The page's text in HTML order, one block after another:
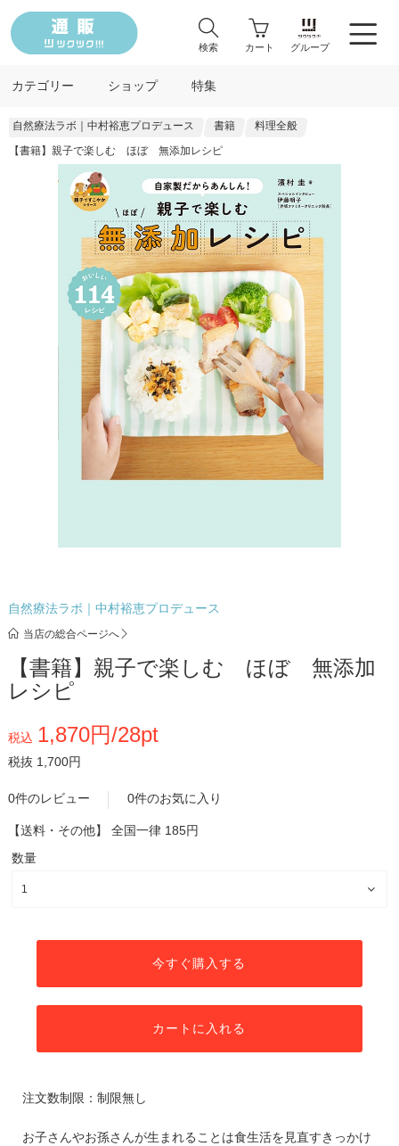
検索 カート グループ
カテゴリー ショップ 特集
自然療法ラボ｜中村裕恵プロデュース 書籍
料理全般
【書籍】親子で楽しむ ほぼ 無添加レシピ
自然療法ラボ｜中村裕恵プロデュース
当店の総合ページへ
【書籍】親子で楽しむ ほぼ 無添加
レシピ
税込 1,870円/28pt
税抜 1,700円
0件のレビュー 0件のお気に入り
【送料・その他】 全国一律 185円
数量
今すぐ購入する
カートに入れる
注文数制限：制限無し
お子さんやお孫さんが生まれることは食生活を見直すきっかけ